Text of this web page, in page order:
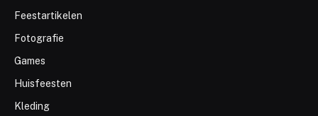
Feestartikelen
Fotografie
Games
Huisfeesten
Kleding